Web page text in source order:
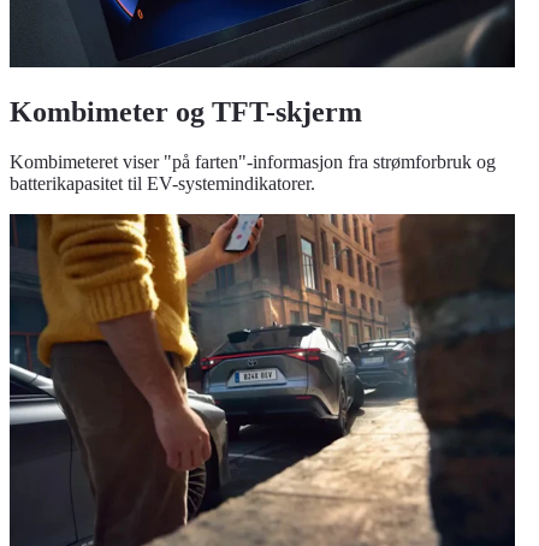
Kombimeter og TFT-skjerm
Kombimeteret viser "på farten"-informasjon fra strømforbruk og
batterikapasitet til EV-systemindikatorer.